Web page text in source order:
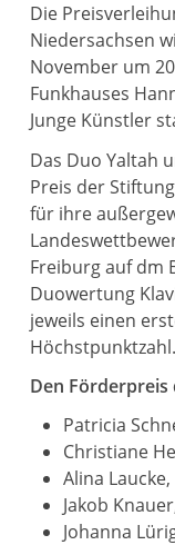
Die
Niedersachsen
November um
Funkhauses
Junge Künstler
Das Duo Yaltah
Preis der
für ihre
Freiburg auf dm
Duowertung
jeweils einen
Höchstpunktzahl.
Den
Patricia
Christiane
Alina
Jakob
Johanna